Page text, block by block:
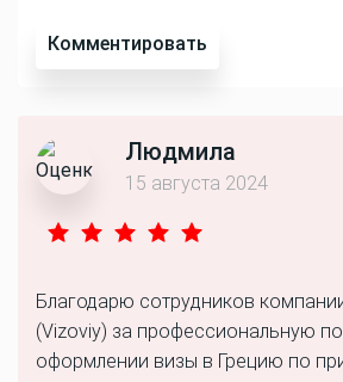
Комментировать
Людмила
15 августа 2024
Благодарю сотрудников
(Vizoviy) за профессиональную
оформлении визы в Грецию по